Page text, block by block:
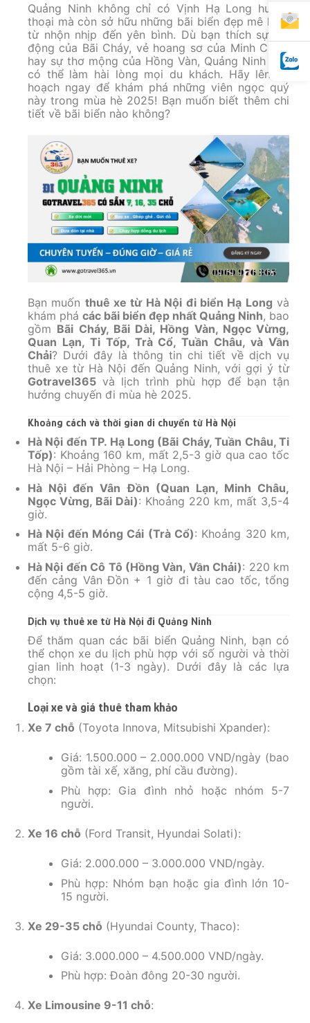
Quảng Ninh không chỉ có Vịnh Hạ Long huyền
thoại mà còn sở hữu những bãi biển đẹp mê hồn,
từ nhộn nhịp đến yên bình. Dù bạn thích sự sôi
động của Bãi Cháy, vẻ hoang sơ của Minh Châu,
hay sự thơ mộng của Hồng Vàn, Quảng Ninh đều
có thể làm hài lòng mọi du khách. Hãy lên kế
hoạch ngay để khám phá những viên ngọc quý
này trong mùa hè 2025! Bạn muốn biết thêm chi
tiết về bãi biển nào không?
Bạn muốn thuê xe từ Hà Nội đi biển Hạ Long và
khám phá các bãi biển đẹp nhất Quảng Ninh, bao
gồm Bãi Cháy, Bãi Dài, Hồng Vàn, Ngọc Vừng,
Quan Lạn, Ti Tốp, Trà Cổ, Tuần Châu, và Vần
Chải? Dưới đây là thông tin chi tiết về dịch vụ
thuê xe từ Hà Nội đến Quảng Ninh, với gợi ý từ
Gotravel365 và lịch trình phù hợp để bạn tận
hưởng chuyến đi mùa hè 2025.
Khoảng cách và thời gian di chuyển từ Hà Nội
Hà Nội đến TP. Hạ Long (Bãi Cháy, Tuần Châu, Ti
Tốp): Khoảng 160 km, mất 2,5-3 giờ qua cao tốc
Hà Nội – Hải Phòng – Hạ Long.
Hà Nội đến Vân Đồn (Quan Lạn, Minh Châu,
Ngọc Vừng, Bãi Dài): Khoảng 220 km, mất 3,5-4
giờ.
Hà Nội đến Móng Cái (Trà Cổ): Khoảng 320 km,
mất 5-6 giờ.
Hà Nội đến Cô Tô (Hồng Vàn, Vần Chải): 220 km
đến cảng Vân Đồn + 1 giờ đi tàu cao tốc, tổng
cộng 4,5-5 giờ.
Dịch vụ thuê xe từ Hà Nội đi Quảng Ninh
Để thăm quan các bãi biển Quảng Ninh, bạn có
thể chọn xe du lịch phù hợp với số người và thời
gian linh hoạt (1-3 ngày). Dưới đây là các lựa
chọn:
Loại xe và giá thuê tham khảo
Xe 7 chỗ (Toyota Innova, Mitsubishi Xpander):
Giá: 1.500.000 – 2.000.000 VND/ngày (bao
gồm tài xế, xăng, phí cầu đường).
Phù hợp: Gia đình nhỏ hoặc nhóm 5-7
người.
Xe 16 chỗ (Ford Transit, Hyundai Solati):
Giá: 2.000.000 – 3.000.000 VND/ngày.
Phù hợp: Nhóm bạn hoặc gia đình lớn 10-
15 người.
Xe 29-35 chỗ (Hyundai County, Thaco):
Giá: 3.000.000 – 4.500.000 VND/ngày.
Phù hợp: Đoàn đông 20-30 người.
Xe Limousine 9-11 chỗ: